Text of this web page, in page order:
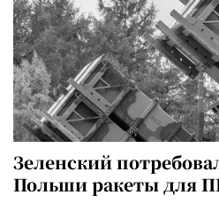
Зеленский
Польши ракеты для